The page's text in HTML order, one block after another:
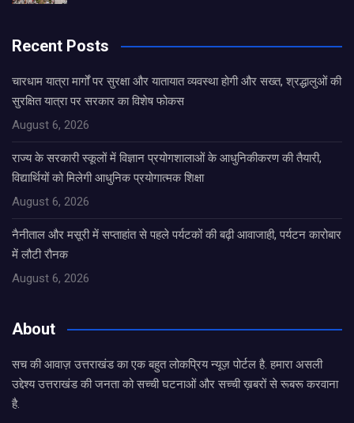
Recent Posts
चारधाम यात्रा मार्गों पर सुरक्षा और यातायात व्यवस्था होगी और सख्त, श्रद्धालुओं की
सुरक्षित यात्रा पर सरकार का विशेष फोकस
August 6, 2026
राज्य के सरकारी स्कूलों में विज्ञान प्रयोगशालाओं के आधुनिकीकरण की तैयारी,
विद्यार्थियों को मिलेगी आधुनिक प्रयोगात्मक शिक्षा
August 6, 2026
नैनीताल और मसूरी में सप्ताहांत से पहले पर्यटकों की बढ़ी आवाजाही, पर्यटन कारोबार
में लौटी रौनक
August 6, 2026
About
सच की आवाज़ उत्तराखंड का एक बहुत लोकप्रिय न्यूज़ पोर्टल है. हमारा असली
उद्देश्य उत्तराखंड की जनता को सच्ची घटनाओं और सच्ची ख़बरों से रूबरू करवाना
है.